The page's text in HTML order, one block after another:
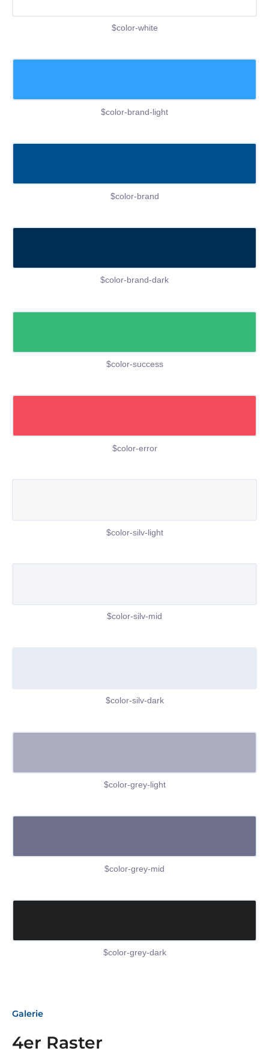
$color-white
$color-brand-light
$color-brand
$color-brand-dark
$color-success
$color-error
$color-silv-light
$color-silv-mid
$color-silv-dark
$color-grey-light
$color-grey-mid
$color-grey-dark
Galerie
4er Raster